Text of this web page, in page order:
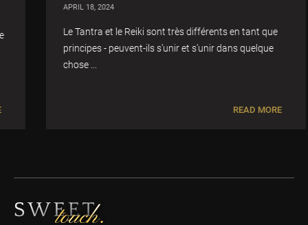
APRIL 18, 2024
Le Tantra et le Reiki sont très différents en tant que
principes - peuvent-ils s’unir et s’unir dans quelque
chose ...
READ MORE